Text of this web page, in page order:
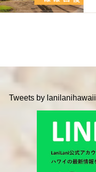
Tweets by lanilanihawaii